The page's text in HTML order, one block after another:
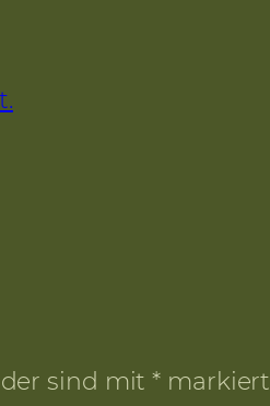
sind mit* markiert